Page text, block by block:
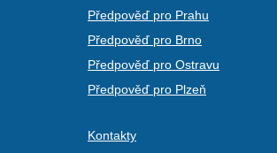
Předpověď pro Prahu
Předpověď pro Brno
Předpověď pro Ostravu
Předpověď pro Plzeň
Kontakty